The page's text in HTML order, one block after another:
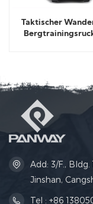
Taktischer
Add: 3/F.,
Jinshan,
Tel : +86